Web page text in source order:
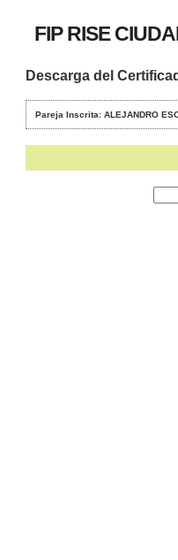
FIP RISE
Descarga del
Pareja Inscrita: ALEJANDRO